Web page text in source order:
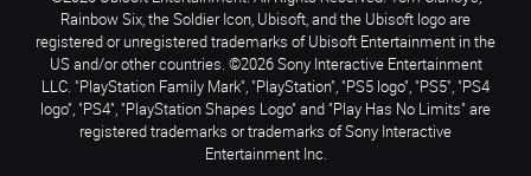
Rainbow Six, the Soldier Icon, Ubisoft, and the Ubisoft logo are
registered or unregistered trademarks of Ubisoft Entertainment in the
US and/or other countries. ©2026 Sony Interactive Entertainment
LLC. "PlayStation Family Mark", "PlayStation", "PS5 logo", "PS5", "PS4
logo", "PS4", "PlayStation Shapes Logo" and "Play Has No Limits" are
registered trademarks or trademarks of Sony Interactive
Entertainment Inc.